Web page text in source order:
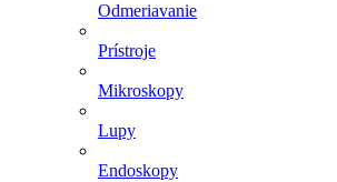
Odmeriavanie
Prístroje
Mikroskopy
Lupy
Endoskopy